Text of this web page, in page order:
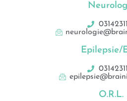
Epilepsie/
O.R.L.